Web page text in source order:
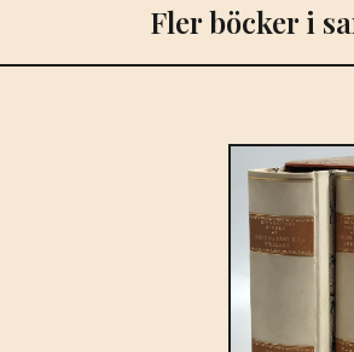
Fler böcker i